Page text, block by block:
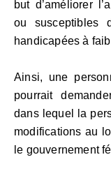
but d’améliorer
ou susceptibles
handicapées à
Ainsi, une
pourrait
dans lequel la
modifications au
le gouvernement